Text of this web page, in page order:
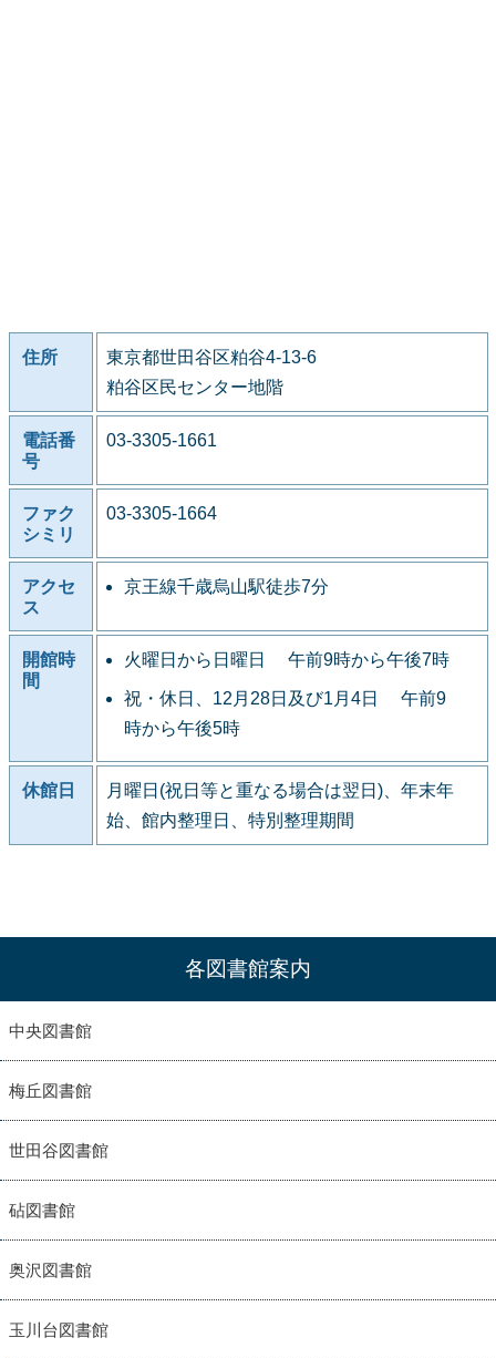
住所
東京都世田谷区粕谷4-13-6
粕谷区民センター地階
電話番
号
03-3305-1661
ファク
シミリ
03-3305-1664
アクセ
ス
京王線千歳烏山駅徒歩7分
開館時
間
火曜日から日曜日 午前9時から午後7時
祝・休日、12月28日及び1月4日 午前9
時から午後5時
休館日
月曜日(祝日等と重なる場合は翌日)、年末年
始、館内整理日、特別整理期間
各図書館案内
中央図書館
梅丘図書館
世田谷図書館
砧図書館
奥沢図書館
玉川台図書館